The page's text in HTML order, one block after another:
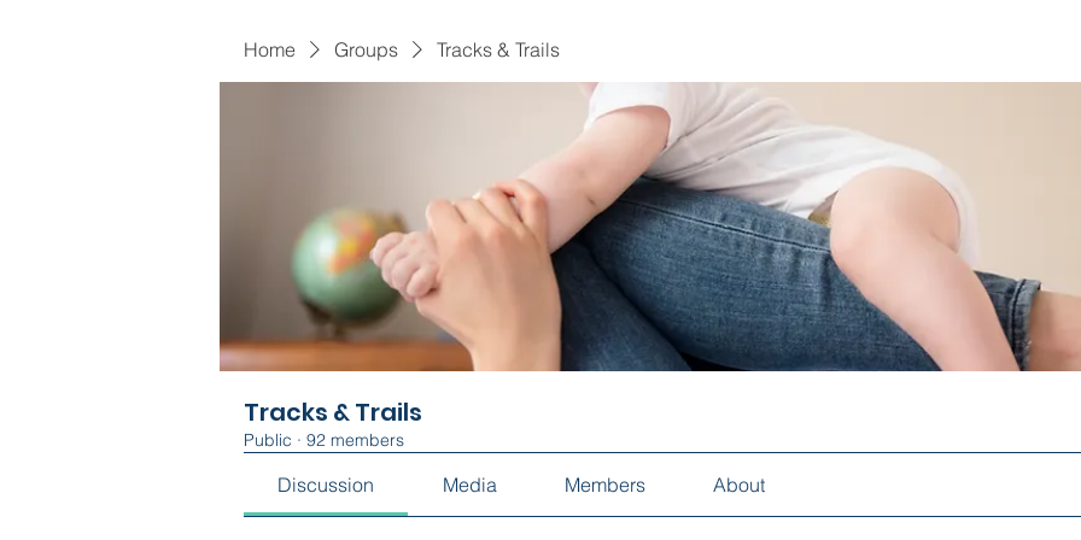
Home Groups Tracks & Trails
Tracks & Trails
Public · 92 members
Discussion Media Members About